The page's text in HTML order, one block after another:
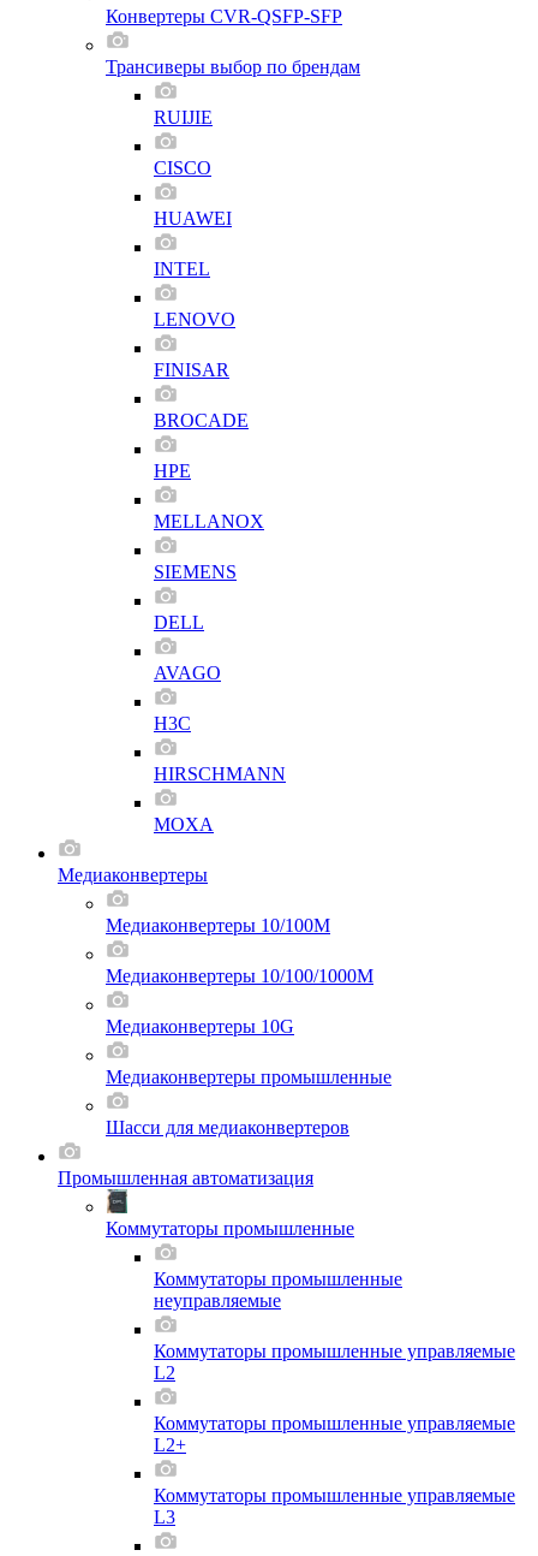
Конвертеры CVR-QSFP-SFP
Трансиверы выбор по брендам
RUIJIE
CISCO
HUAWEI
INTEL
LENOVO
FINISAR
BROCADE
HPE
MELLANOX
SIEMENS
DELL
AVAGO
H3C
HIRSCHMANN
MOXA
Медиаконвертеры
Медиаконвертеры 10/100M
Медиаконвертеры 10/100/1000M
Медиаконвертеры 10G
Медиаконвертеры промышленные
Шасси для мeдиаконвертеров
Промышленная автоматизация
Коммутаторы промышленные
Коммутаторы промышленные
неуправляемые
Коммутаторы промышленные управляемые
L2
Коммутаторы промышленные управляемые
L2+
Коммутаторы промышленные управляемые
L3